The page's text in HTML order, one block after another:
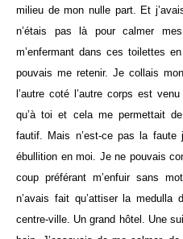
milieu de mon nulle part. Et
n’étais pas là pour calmer
m’enfermant dans ces toilettes
pouvais me retenir. Je collais
l’autre coté l’autre corps est
qu’à toi et cela me permettait
fautif. Mais n’est-ce pas la faute
ébullition en moi. Je ne pouvais
coup préférant m’enfuir sans
n’avais fait qu’attiser la
centre-ville. Un grand hôtel. Une